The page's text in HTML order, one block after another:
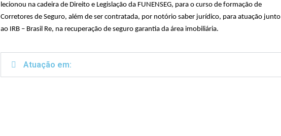
lecionou na cadeira de Direito e Legislação da FUNENSEG, para o curso de formação de
Corretores de Seguro, além de ser contratada, por notório saber jurídico, para atuação junto
ao IRB – Brasil Re, na recuperação de seguro garantia da área imobiliária.
Atuação em: